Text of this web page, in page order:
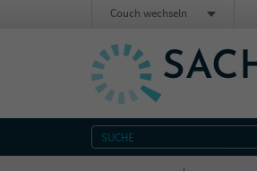
Couch wechseln